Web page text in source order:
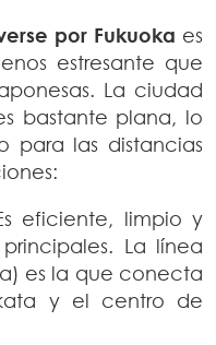
por Fukuoka es
estresante que
La ciudad
bastante plana, lo
para las distancias
eficiente, limpio y
La línea
es la que conecta
y el centro de